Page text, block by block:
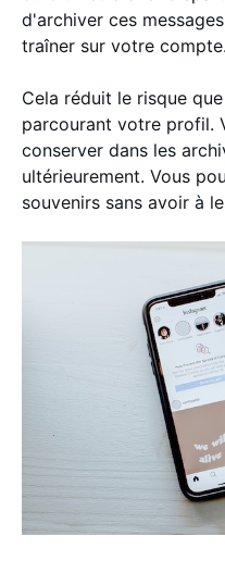
d'archiver ces
traîner sur votre compte.
Cela réduit le risque
parcourant votre profil.
conserver dans les
ultérieurement. Vous
souvenirs sans avoir à